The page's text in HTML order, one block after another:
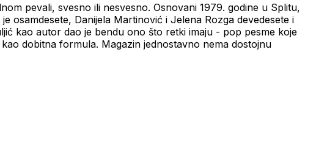
pevali, svesno ili nesvesno. Osnovani 1979. godine u Splitu,
osamdesete, Danijela Martinović i Jelena Rozga devedesete i
kao autor dao je bendu ono što retki imaju - pop pesme koje
dobitna formula. Magazin jednostavno nema dostojnu